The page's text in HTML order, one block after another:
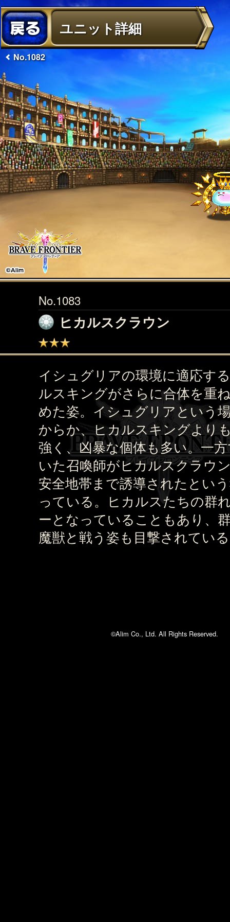
ユニット詳細
No.1082
No.1083
ヒカルスクラウン
イシュグリアの環境に適応す
ルスキングがさらに合体を重
めた姿。イシュグリアという
からか、ヒカルスキングより
強く、凶暴な個体も多い。一
いた召喚師がヒカルスクラウ
安全地帯まで誘導されたとい
っている。ヒカルスたちの群
ーとなっていることもあり、
魔獣と戦う姿も目撃されてい
©Alim Co., Ltd. All Rights Reserved.